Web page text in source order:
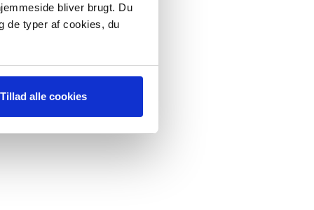
bliver brugt. Du
de typer af cookies, du
Tillad alle cookies